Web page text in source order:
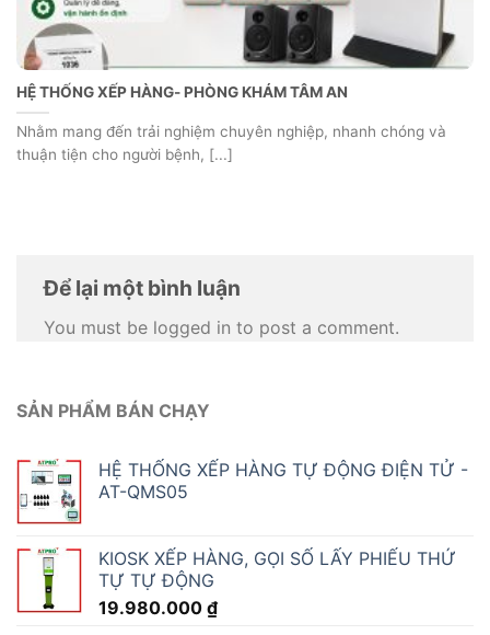
HỆ THỐNG XẾP HÀNG- PHÒNG KHÁM TÂM AN
Nhằm mang đến trải nghiệm chuyên nghiệp, nhanh chóng và
thuận tiện cho người bệnh, [...]
Để lại một bình luận
You must be logged in to post a comment.
SẢN PHẨM BÁN CHẠY
HỆ THỐNG XẾP HÀNG TỰ ĐỘNG ĐIỆN TỬ -
AT-QMS05
KIOSK XẾP HÀNG, GỌI SỐ LẤY PHIẾU THỨ
TỰ TỰ ĐỘNG
19.980.000 ₫